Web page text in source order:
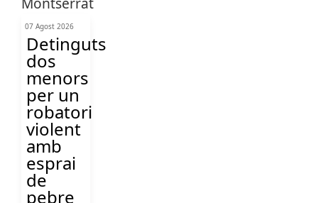
07 Agost 2026
Detinguts
dos
menors
per un
robatori
violent
amb
esprai
de
pebre